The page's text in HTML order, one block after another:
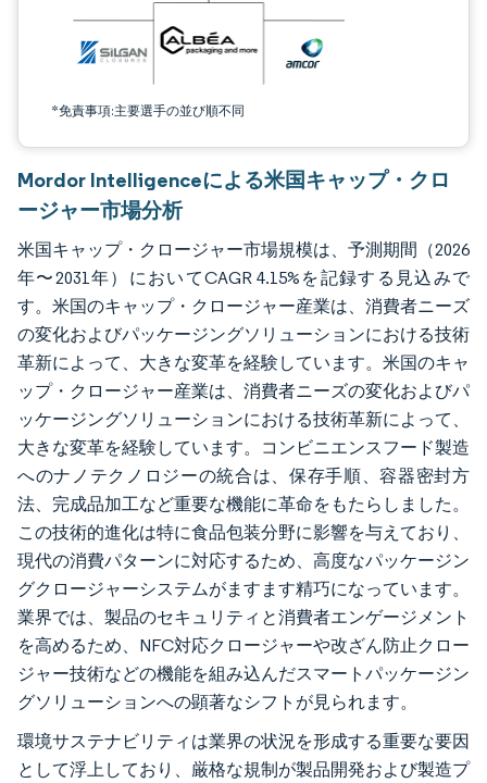
*免責事項:主要選手の並び順不同
Mordor Intelligenceによる米国キャップ・クロ
ージャー市場分析
米国キャップ・クロージャー市場規模は、予測期間（2026
年〜2031年）においてCAGR 4.15%を記録する見込みで
す。米国のキャップ・クロージャー産業は、消費者ニーズ
の変化およびパッケージングソリューションにおける技術
革新によって、大きな変革を経験しています。米国のキャ
ップ・クロージャー産業は、消費者ニーズの変化およびパ
ッケージングソリューションにおける技術革新によって、
大きな変革を経験しています。コンビニエンスフード製造
へのナノテクノロジーの統合は、保存手順、容器密封方
法、完成品加工など重要な機能に革命をもたらしました。
この技術的進化は特に食品包装分野に影響を与えており、
現代の消費パターンに対応するため、高度なパッケージン
グクロージャーシステムがますます精巧になっています。
業界では、製品のセキュリティと消費者エンゲージメント
を高めるため、NFC対応クロージャーや改ざん防止クロー
ジャー技術などの機能を組み込んだスマートパッケージン
グソリューションへの顕著なシフトが見られます。
環境サステナビリティは業界の状況を形成する重要な要因
として浮上しており、厳格な規制が製品開発および製造プ